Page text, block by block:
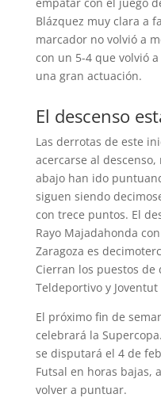
Blázquez muy clara a
marcador no volvió a
con un 5-4 que volvió
una gran actuación.
El descenso
Las derrotas de este
acercarse al
abajo han ido
siguen siendo
con trece puntos. El
Rayo Majadahonda
Zaragoza es
Cierran los puestos de
Teldeportivo y Joventut
El próximo fin de
celebrará la
se disputará el 4 de
Futsal en horas bajas,
volver a puntuar.